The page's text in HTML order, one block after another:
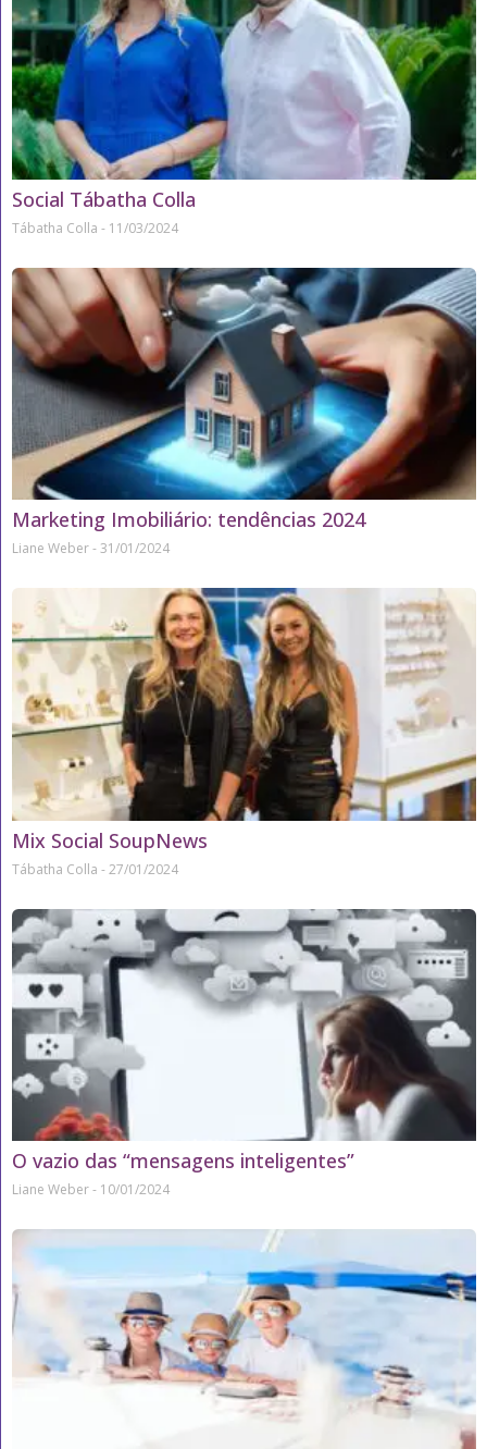
Social Tábatha Colla
Tábatha Colla 11/03/2024
Marketing Imobiliário: tendências 2024
Liane Weber 31/01/2024
Mix Social SoupNews
Tábatha Colla 27/01/2024
O vazio das “mensagens inteligentes”
Liane Weber 10/01/2024